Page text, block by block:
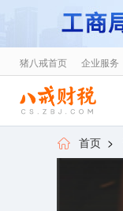
猪八戒首页 企业服务
首页 >